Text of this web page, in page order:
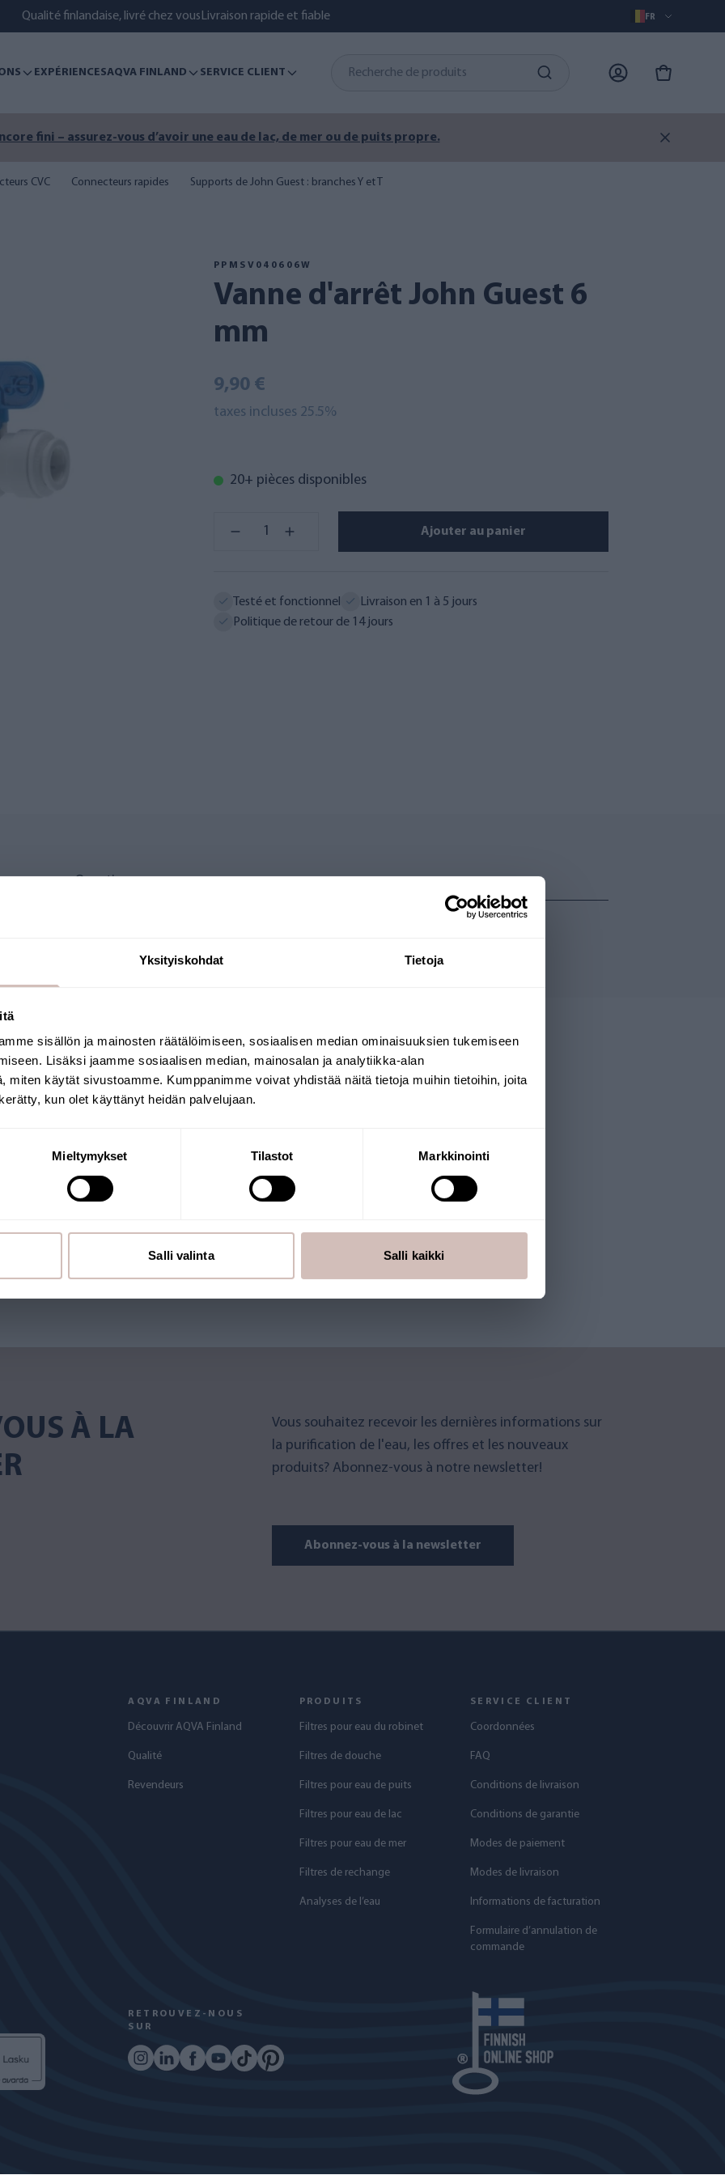
Yksityiskohdat Tietoja
sisällön ja mainosten räätälöimiseen, sosiaalisen median ominaisuuksien tukemiseen
Lisäksi jaamme sosiaalisen median, mainosalan ja analytiikka-alan
miten käytät sivustoamme. Kumppanimme voivat yhdistää näitä tietoja muihin tietoihin, joita
kun olet käyttänyt heidän palvelujaan.
Mieltymykset Tilastot Markkinointi
Salli valinta Salli kaikki
Qualité finlandaise, livré chez vous Livraison rapide et fiable FR
EXPÉRIENCESAQVA FINLAND SERVICE CLIENT
fini – assurez-vous d’avoir une eau de lac, de mer ou de puits propre.
CVC Connecteurs rapides Supports de John Guest : branches Y et T
PPMSV040606W
Vanne d'arrêt John Guest 6
mm
9,90 €
taxes incluses 25.5%
20+ pièces disponibles
Ajouter au panier
Testé et fonctionnel
Livraison en 1 à 5 jours
Politique de retour de 14 jours
Questions
boutique est gérée par
depuis la Finlande.
Key Flag.
À LA
Vous souhaitez recevoir les dernières informations sur
la purification de l'eau, les offres et les nouveaux
produits? Abonnez-vous à notre newsletter!
Abonnez-vous à la newsletter
AQVA FINLAND
Découvrir AQVA Finland
Qualité
Revendeurs
PRODUITS
Filtres pour eau du robinet
Filtres de douche
Filtres pour eau de puits
Filtres pour eau de lac
Filtres pour eau de mer
Filtres de rechange
Analyses de l’eau
SERVICE CLIENT
Coordonnées
FAQ
Conditions de livraison
Conditions de garantie
Modes de paiement
Modes de livraison
Informations de facturation
Formulaire d’annulation de
commande
RETROUVEZ-NOUS
SUR
Sélectionnez votre pays de livraison et votre
langue pour continuer
Pays de livraison
Langue